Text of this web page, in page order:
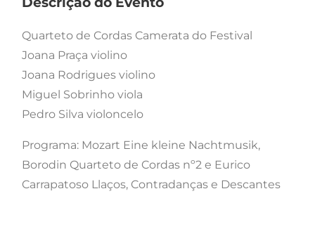
Quarteto de Cordas Camerata do Festival
Joana Praça violino
Joana Rodrigues violino
Miguel Sobrinho viola
Pedro Silva violoncelo
Programa: Mozart Eine kleine Nachtmusik,
Borodin Quarteto de Cordas nº2 e Eurico
Carrapatoso Llaços, Contradanças e Descantes